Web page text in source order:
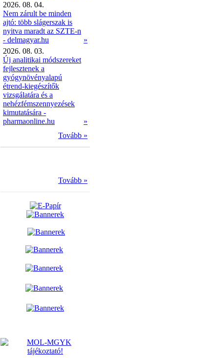
2026. 08. 04.
Nem zárult be minden
ajtó: több slágerszak is
nyitva maradt az SZTE-n
- delmagyar.hu
»
2026. 08. 03.
Új analitikai módszereket
fejlesztenek a
gyógynövényalapú
étrend-kiegészítők
vizsgálatára és a
nehézfémszennyezések
kimutatására -
pharmaonline.hu
»
Tovább »
Tovább »